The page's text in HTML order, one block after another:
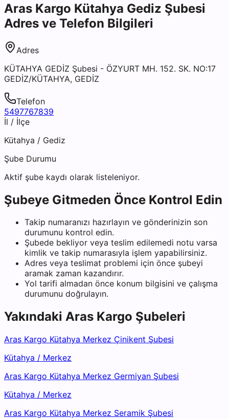
Aras Kargo Kütahya Gediz Şubesi
Adres ve Telefon Bilgileri
Adres
KÜTAHYA GEDİZ Şubesi - ÖZYURT MH. 152. SK. NO:17
GEDİZ/KÜTAHYA, GEDİZ
Telefon
5497767839
İl / İlçe
Kütahya / Gediz
Şube Durumu
Aktif şube kaydı olarak listeleniyor.
Şubeye Gitmeden Önce Kontrol Edin
Takip numaranızı hazırlayın ve gönderinizin son
durumunu kontrol edin.
Şubede bekliyor veya teslim edilemedi notu varsa
kimlik ve takip numarasıyla işlem yapabilirsiniz.
Adres veya teslimat problemi için önce şubeyi
aramak zaman kazandırır.
Yol tarifi almadan önce konum bilgisini ve çalışma
durumunu doğrulayın.
Yakındaki Aras Kargo Şubeleri
Aras Kargo Kütahya Merkez Çinikent Şubesi
Kütahya / Merkez
Aras Kargo Kütahya Merkez Germiyan Şubesi
Kütahya / Merkez
Aras Kargo Kütahya Merkez Seramik Şubesi